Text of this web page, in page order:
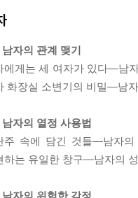
자의 관계 맺기
에게는 세 여자가 있다―남
화장실 소변기의 비밀―남
자의 열정 사용법
주 속에 담긴 것들―남자
하는 유일한 창구―남자의